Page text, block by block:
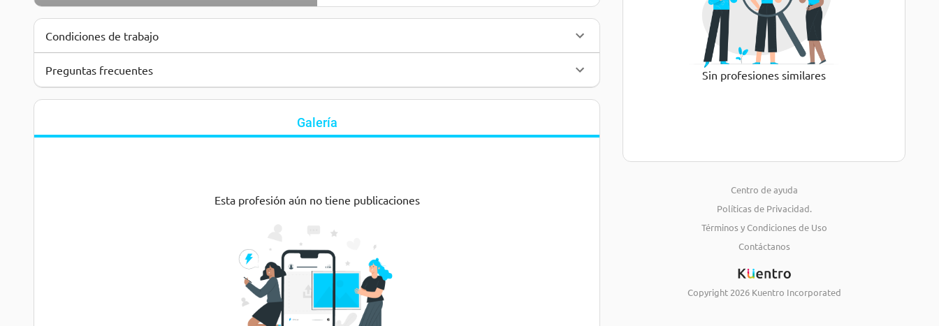
Condiciones de trabajo
Preguntas frecuentes
Galería
Esta profesión aún no tiene publicaciones
Sin profesiones similares
Centro de ayuda
Políticas de Privacidad.
Términos y Condiciones de Uso
Contáctanos
Copyright 2026 Kuentro Incorporated